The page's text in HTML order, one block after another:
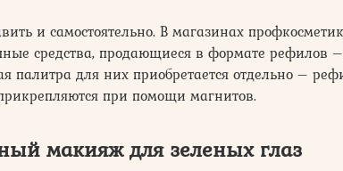
и самостоятельно. В магазинах
средства, продающиеся в формате рефилов
палитра для них приобретается отдельно –
при помощи магнитов.
макияж для зеленых глаз